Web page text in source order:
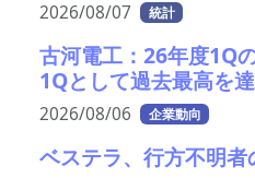
2026/08/07 統計
古河電工：26年度1Q
1Qとして過去最高を
2026/08/06 企業動向
ベステラ、行方不明